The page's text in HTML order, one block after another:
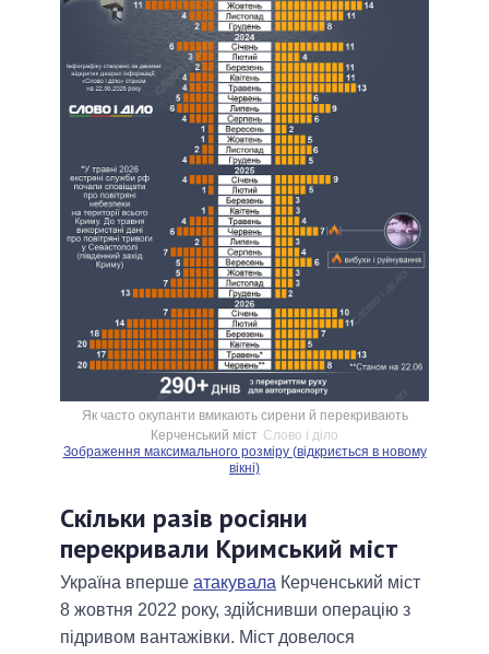
Як часто окупанти вмикають сирени й перекривають
Керченський міст Слово і діло
Зображення максимального розміру (відкриється в новому
вікні)
Скільки разів росіяни
перекривали Кримський міст
Україна вперше атакувала Керченський міст
8 жовтня 2022 року, здійснивши операцію з
підривом вантажівки. Міст довелося